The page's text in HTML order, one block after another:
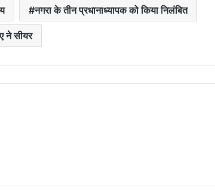
नगरा के तीन प्रधानाध्यापक को किया निलंबित
ने सीयर